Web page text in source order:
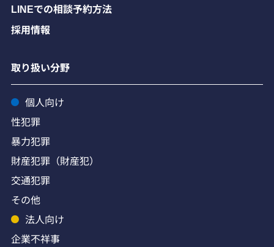
LINEでの相談予約方法
採用情報
取り扱い分野
個人向け
性犯罪
暴力犯罪
財産犯罪（財産犯）
交通犯罪
その他
法人向け
企業不祥事